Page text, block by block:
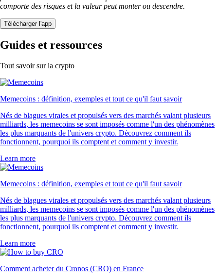
comporte des risques et la valeur peut monter ou descendre.
Télécharger l'app
Guides et ressources
Tout savoir sur la crypto
Memecoins : définition, exemples et tout ce qu'il faut savoir
Nés de blagues virales et propulsés vers des marchés valant plusieurs
milliards, les memecoins se sont imposés comme l'un des phénomènes
les plus marquants de l'univers crypto. Découvrez comment ils
fonctionnent, pourquoi ils comptent et comment y investir.
Learn more
Memecoins : définition, exemples et tout ce qu'il faut savoir
Nés de blagues virales et propulsés vers des marchés valant plusieurs
milliards, les memecoins se sont imposés comme l'un des phénomènes
les plus marquants de l'univers crypto. Découvrez comment ils
fonctionnent, pourquoi ils comptent et comment y investir.
Learn more
Comment acheter du Cronos (CRO) en France